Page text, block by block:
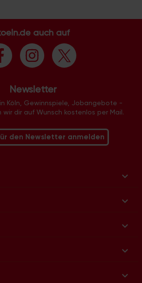
auch auf
Newsletter
Köln, Gewinnspiele, Jobangebote -
wir dir auf Wunsch kostenlos per Mail.
den Newsletter anmelden